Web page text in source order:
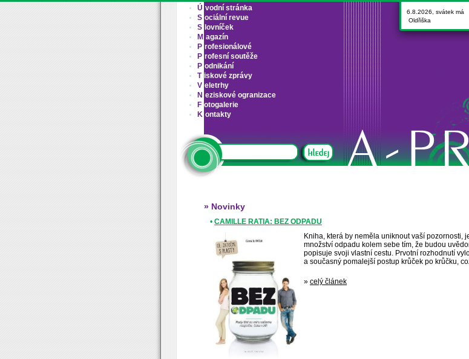
Ú vodní stránka
S ociální revue
S lovníček
M agazín
P rofesionálové
P rofesní soutěže
P odnikání
T iskové zprávy
V eletrhy
N eziskové ogranizace
F otogalerie
K ontakty
6.8.2026, svátek má
Oldřiška
» Novinky
• CAMILLE RATIA: BEZ ODPADU
Kniha, která by neměla uniknout vaší pozornosti,
množství odpadu kolem sebe tím, že budou
popisuje svoji vlastní cestu. Prvotní rozhodnutí
a současný pomalejší postup krůček po krůčku,
» celý článek